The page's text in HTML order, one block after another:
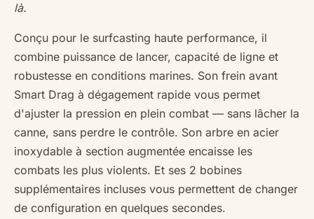
là.
Conçu pour le surfcasting haute performance, il
combine puissance de lancer, capacité de ligne et
robustesse en conditions marines. Son frein avant
Smart Drag à dégagement rapide vous permet
d'ajuster la pression en plein combat — sans lâcher la
canne, sans perdre le contrôle. Son arbre en acier
inoxydable à section augmentée encaisse les
combats les plus violents. Et ses 2 bobines
supplémentaires incluses vous permettent de changer
de configuration en quelques secondes.